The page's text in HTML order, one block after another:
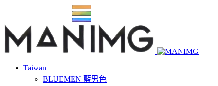
Taiwan
BLUEMEN 藍男色